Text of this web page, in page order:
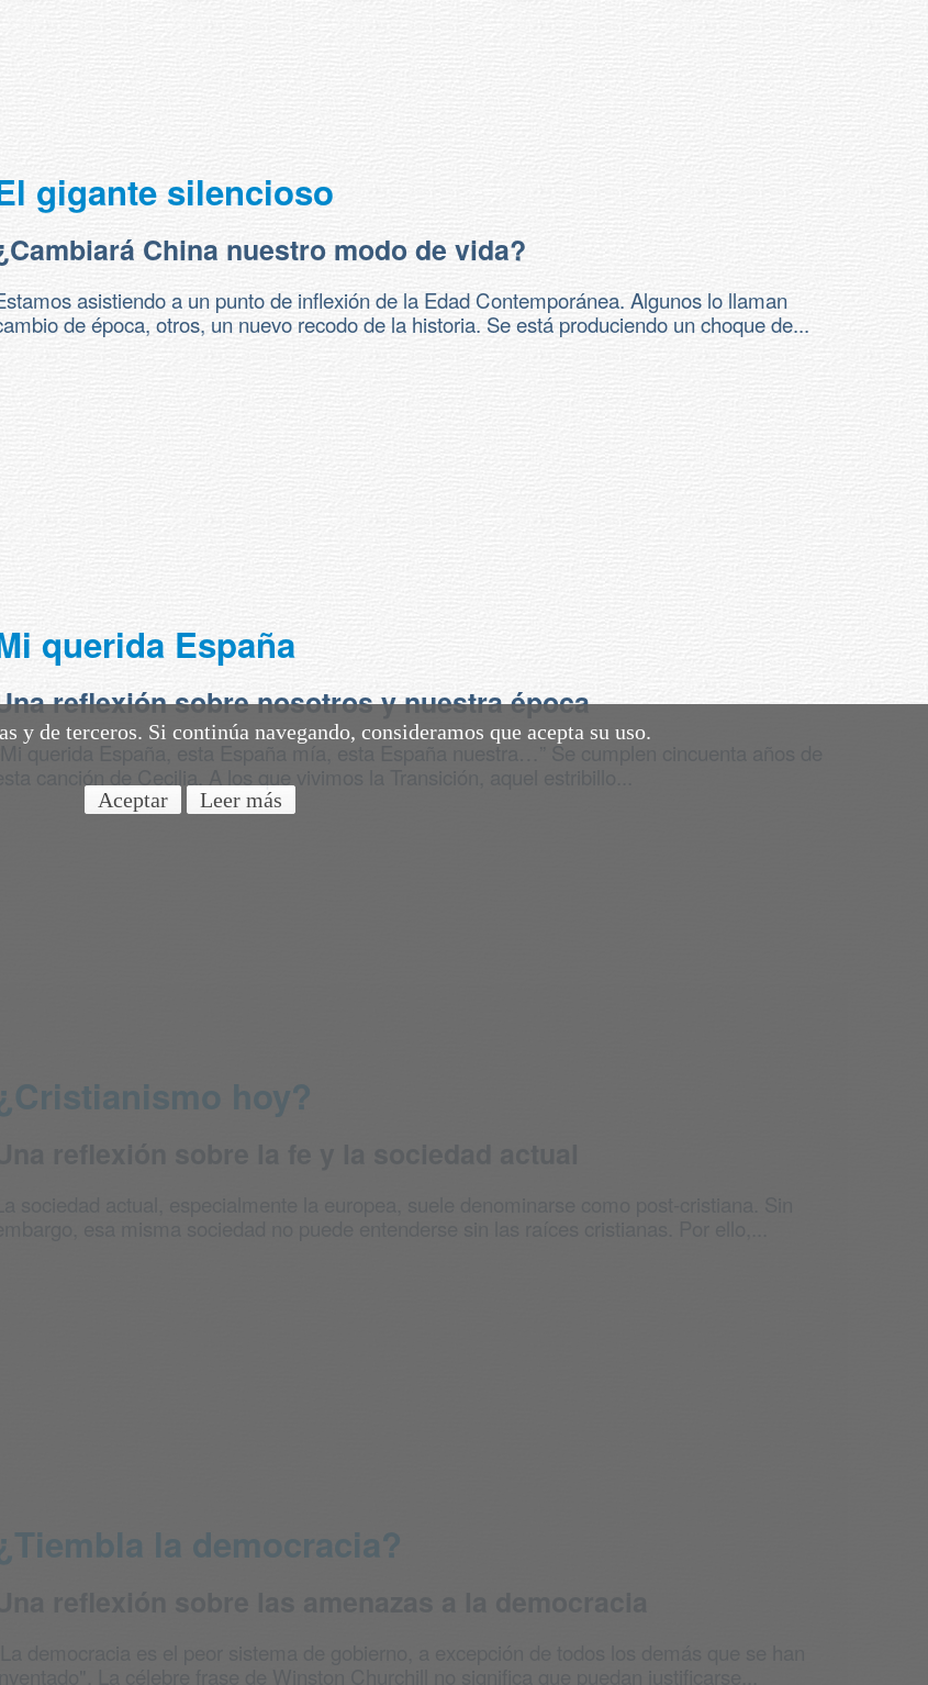
gigante silencioso
China nuestro modo de vida?
asistiendo a un punto de inflexión de la Edad Contemporánea. Algunos lo llaman
de época, otros, un nuevo recodo de la historia. Se está produciendo un choque de...
querida España
reflexión sobre nosotros y nuestra época
“Mi querida España, esta España mía, esta España nuestra…” Se cumplen cincuenta años de
hoy?
la democracia?
y de terceros. Si continúa navegando, consideramos que acepta su uso.
Aceptar Leer más